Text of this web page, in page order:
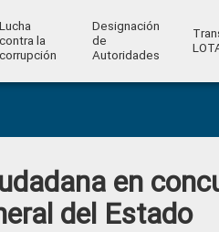
Lucha
contra la
corrupción
Designación
de
Autoridades
en
del Estado